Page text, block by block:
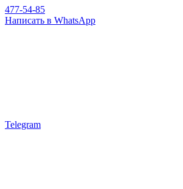
477-54-85
Написать в WhatsApp
Telegram